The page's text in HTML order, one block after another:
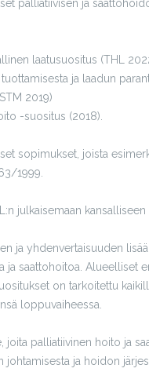
palliatiivisen ja
laatusuositus (THL
ja laadun
2019)
-suositus (2018).
sopimukset, joista
1999.
julkaisemaan kansalliseen
ja yhdenvertaisuuden
ja saattohoitoa. Alueelliset
on tarkoitettu
loppuvaiheessa.
palliatiivinen hoito ja
ja hoidon